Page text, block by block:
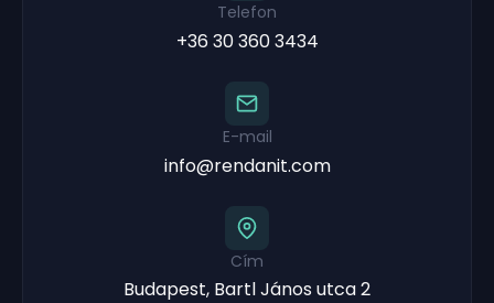
Telefon
+36 30 360 3434
E-mail
info@rendanit.com
Cím
Budapest, Bartl János utca 2